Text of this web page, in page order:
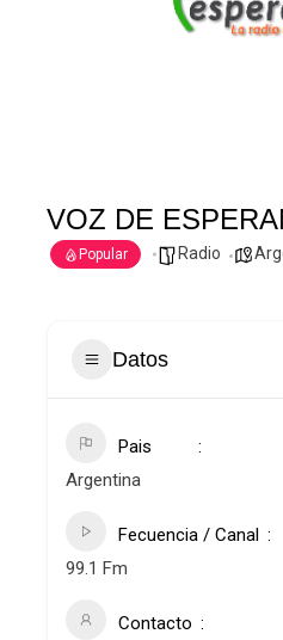
VOZ DE
Popular Radio
Datos
Pais
Argentina
Fecuencia / Canal
99.1 Fm
Contacto